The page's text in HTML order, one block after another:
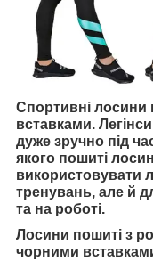
Спортивні лосини
вставками.
дуже зручно під
якого пошиті
використовувати
тренувань, але й
та на роботі.
Лосини пошиті з
чорними